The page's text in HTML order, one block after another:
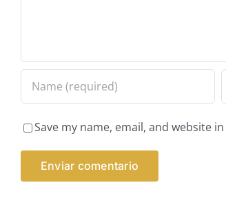
Save my name, email, and website